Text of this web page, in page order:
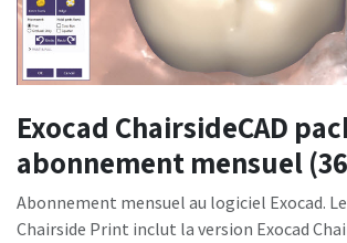
Exocad ChairsideCAD
abonnement mensuel
Abonnement mensuel au logiciel Exocad.
Chairside Print inclut la version Exocad